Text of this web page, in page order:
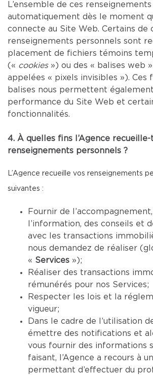
L’ensemble de ces
automatiquement dès le moment
connecte au Site Web. Certains de
renseignements personnels sont
placement de fichiers témoins
(« cookies») ou des « balises web
appelées « pixels invisibles »). Ces
balises nous permettent
performance du Site Web et
fonctionnalités.
4. À quelles fins l’Agence
renseignements personnels ?
L’Agence recueille vos renseignements
suivantes :
Fournir de
l’information, des conseils et
avec les transactions
nous demandez de réaliser
« Services »);
Réaliser des transactions
rémunérés pour nos Services;
Respecter les lois et la
vigueur;
Dans le cadre de l’utilisation
émettre des notifications et
vous fournir des informations
faisant, l’Agence a recours à
permettant d’effectuer du